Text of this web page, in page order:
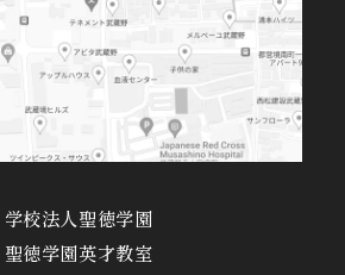
学校法人聖徳学園
聖徳学園英才教室